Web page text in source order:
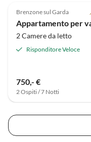
Brenzone sul Garda
2 Camere da letto
Risponditore Veloce
750,- €
2 Ospiti / 7 Notti